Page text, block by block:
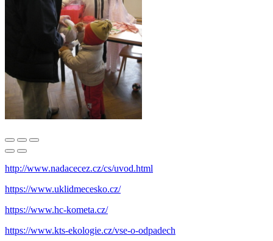
http://www.nadacecez.cz/cs/uvod.html
https://www.uklidmecesko.cz/
https://www.hc-kometa.cz/
https://www.kts-ekologie.cz/vse-o-odpadech